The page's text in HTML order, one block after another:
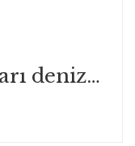
Kemer’de yaşayanları denizle buluşturmak